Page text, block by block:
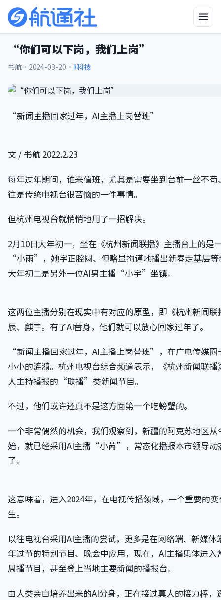
“你们可以下岗，我们上岗”
书航 · 2024-03-20 · #科技
“新闻主播回家过年，AI主播上岗替班”
文 / 书航 2022.2.23
每年过年期间，谁来值班，尤其是需要坐到台前一丝不苟
往是传统电视台很苦恼的一件事情。
但杭州电视台就悄悄地用了一招解决。
2月10日大年初一，坐在《杭州新闻联播》主播台上的是
“小雨”，她字正腔圆、但略显拘谨地播出新春走基层
大年初二是另外一位AI男主播“小宇”坐镇。
这两位主播分别在现实中有对应的原型，即《杭州新闻联
辰、麒宇。有了AI替身，他们就可以放心回家过年了。
“新闻主播回家过年，AI主播上岗替班”，在广电传媒圈
小小的涟漪。杭州电视台综合频道表示，《杭州新闻联播
人主持播报的“联播”类新闻节目。
不过，他们或许还真不是这方面第一个吃螃蟹的。
一个非常偶然的机会，我们观察到，新疆的阿克苏地区从
始，就已经采用AI主播“小芮”，常态化播报本市领导动
了。
这意味着，进入2024年，在电视传播领域，一个重要的
生。
以往电视台采用AI主播的尝试，更多是在网络端、新媒体
年过节的特别节目、晚会中应用，现在，AI主播集体进入
周播节目，甚至登上当地主要新闻的播报台。
由人类亲自培养出来的AI分身，正在接过真人的接力棒，